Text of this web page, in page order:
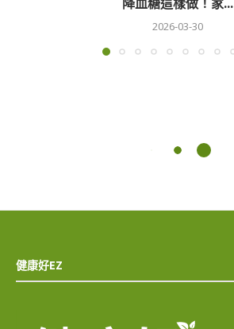
降血糖這樣做！家...
2026-03-30
健康好EZ